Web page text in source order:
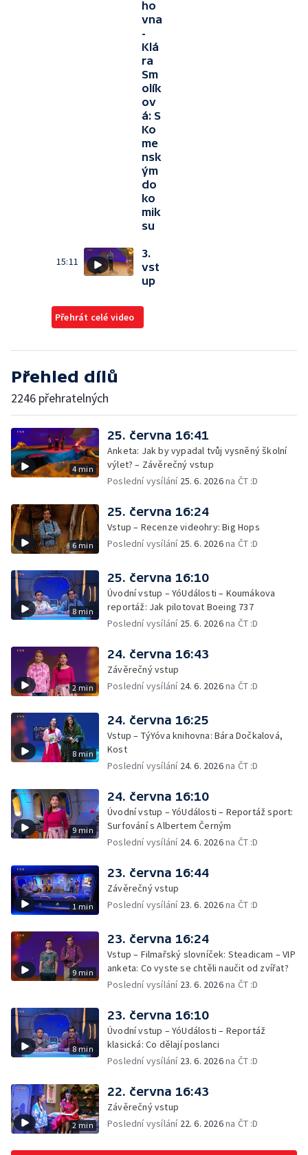
ho
vna
-
Klá
ra
Sm
olík
ov
á: S
Ko
me
nsk
ým
do
ko
mik
su
15:11
3.
vst
up
Přehrát celé video
Přehled dílů
2246 přehratelných
4 min
25. června 16:41
Anketa: Jak by vypadal tvůj vysněný školní
výlet? – Závěrečný vstup
Poslední vysílání 25. 6. 2026na ČT :D
6 min
25. června 16:24
Vstup – Recenze videohry: Big Hops
Poslední vysílání 25. 6. 2026na ČT :D
8 min
25. června 16:10
Úvodní vstup – YóUdálosti – Koumákova
reportáž: Jak pilotovat Boeing 737
Poslední vysílání 25. 6. 2026na ČT :D
2 min
24. června 16:43
Závěrečný vstup
Poslední vysílání 24. 6. 2026na ČT :D
8 min
24. června 16:25
Vstup – TýYóva knihovna: Bára Dočkalová,
Kost
Poslední vysílání 24. 6. 2026na ČT :D
9 min
24. června 16:10
Úvodní vstup – YóUdálosti – Reportáž sport:
Surfování s Albertem Černým
Poslední vysílání 24. 6. 2026na ČT :D
1 min
23. června 16:44
Závěrečný vstup
Poslední vysílání 23. 6. 2026na ČT :D
9 min
23. června 16:24
Vstup – Filmařský slovníček: Steadicam – VIP
anketa: Co vyste se chtěli naučit od zvířat?
Poslední vysílání 23. 6. 2026na ČT :D
8 min
23. června 16:10
Úvodní vstup – YóUdálosti – Reportáž
klasická: Co dělají poslanci
Poslední vysílání 23. 6. 2026na ČT :D
2 min
22. června 16:43
Závěrečný vstup
Poslední vysílání 22. 6. 2026na ČT :D